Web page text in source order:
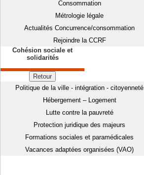
Consommation
Métrologie légale
Actualités Concurrence/consommation
Rejoindre la CCRF
Cohésion sociale et
solidarités
Retour
Politique de la ville - intégration - citoyenneté
Hébergement – Logement
Lutte contre la pauvreté
Protection juridique des majeurs
Formations sociales et paramédicales
Vacances adaptées organisées (VAO)